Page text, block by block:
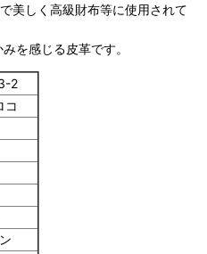
美しく高級財布等に使用されて
を感じる皮革です。
2
コ